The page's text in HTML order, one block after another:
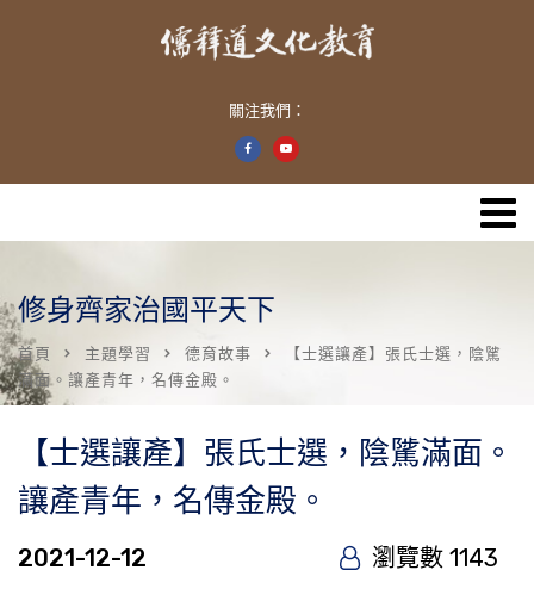
關注我們：
修身齊家治國平天下
首頁 主題學習 德育故事
【士選讓產】張氏士選，陰騭
滿面。讓產青年，名傳金殿。
【士選讓產】張氏士選，陰騭滿面。
讓產青年，名傳金殿。
2021-12-12 瀏覽數 1143